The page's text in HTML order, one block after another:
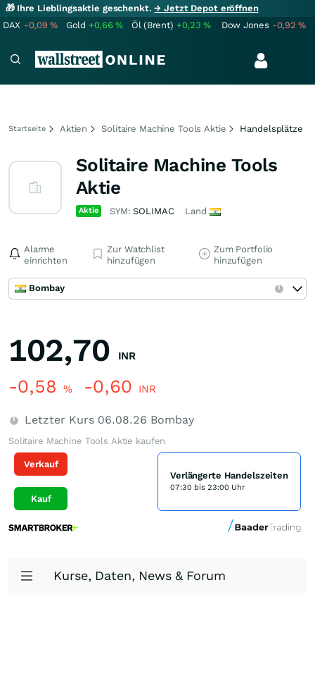
🎁 Ihre Lieblingsaktie geschenkt.→ Jetzt Depot eröffnen
DAX -0,09% Gold +0,66% Öl (Brent) +0,23% Dow Jones -0,92%
Startseite Aktien Solitaire Machine Tools Aktie Handelsplätze
Solitaire Machine Tools
Aktie
Aktie SYM:SOLIMAC Land
Alarme
einrichten
Zur Watchlist
hinzufügen
Zum Portfolio
hinzufügen
Bombay
102,70 INR
-0,58 % -0,60 INR
Letzter Kurs 06.08.26 Bombay
Solitaire Machine Tools Aktie kaufen
Verkauf
Kauf
Verlängerte Handelszeiten
07:30 bis 23:00 Uhr
Kurse, Daten, News & Forum